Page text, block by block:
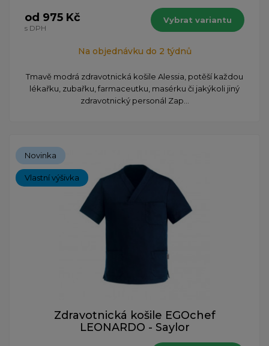
od 975 Kč
s DPH
Vybrat variantu
Na objednávku do 2 týdnů
Tmavě modrá zdravotnická košile Alessia, potěší každou
lékařku, zubařku, farmaceutku, masérku či jakýkoli jiný
zdravotnický personál Zap...
Novinka
Vlastní výšivka
Zdravotnická košile EGOchef
LEONARDO - Saylor